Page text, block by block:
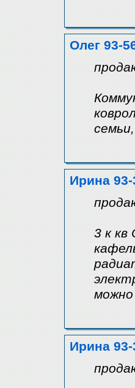
Олег 93-
Ирина 93-
3 к
Ирина 93-